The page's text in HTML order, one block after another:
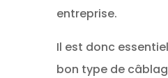
entreprise.
Il est donc
bon type de